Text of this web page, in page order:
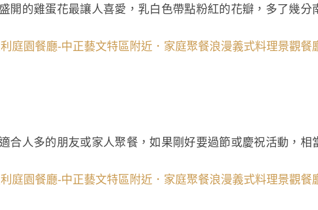
開的雞蛋花最讓人喜愛，乳白色帶點粉紅的花瓣，多了幾分
合人多的朋友或家人聚餐，如果剛好要過節或慶祝活動，相